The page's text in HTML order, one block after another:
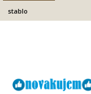
stablo